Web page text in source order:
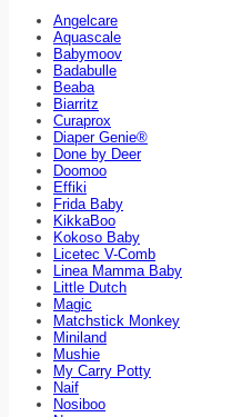
Angelcare
Aquascale
Babymoov
Badabulle
Beaba
Biarritz
Curaprox
Diaper Genie®
Done by Deer
Doomoo
Effiki
Frida Baby
KikkaBoo
Kokoso Baby
Licetec V-Comb
Linea Mamma Baby
Little Dutch
Magic
Matchstick Monkey
Miniland
Mushie
My Carry Potty
Naif
Nosiboo